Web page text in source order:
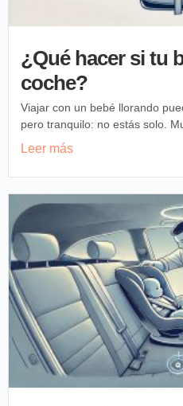
¿Qué hacer si tu
coche?
Viajar con un bebé llorando
pero tranquilo: no estás solo.
Leer más